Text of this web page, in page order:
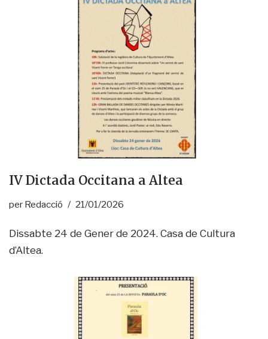
IV Dictada Occitana a Altea
per Redacció 21/01/2026
Dissabte 24 de Gener de 2024. Casa de Cultura
d’Altea.